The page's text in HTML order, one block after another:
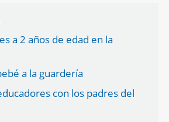
a 2 años de edad en la
a la guardería
con los padres del